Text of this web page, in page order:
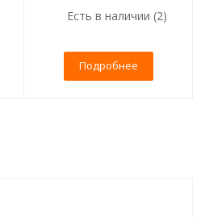
Есть в наличии (2)
Подробнее